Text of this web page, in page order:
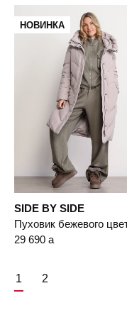
НОВИНКА
SIDE BY SIDE
29 690 a
1 2